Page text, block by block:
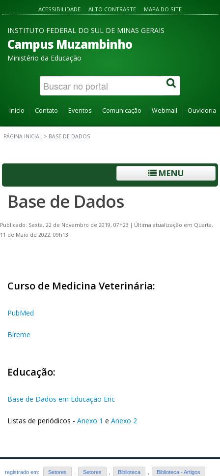
ACESSIBILIDADE ALTO CONTRASTE MAPA DO SITE
INSTITUTO FEDERAL DO SUL DE MINAS GERAIS
Campus Muzambinho
Ministério da Educação
Início Contato Eventos Comunicação Webmail Ouvidoria
PÁGINA INICIAL > BASE DE DADOS
MENU
Base de Dados
Publicado: Sexta, 22 de Novembro de 2019, 07h23 | Última atualização em Quarta,
11 de Maio de 2022, 09h13
Curso de Medicina Veterinária:
PubMed
Bireme
Educação:
Base de Dados em Educação Eric
Listas de periódicos - Anexo 1 e Anexo 2
registrado em: Setores Setores Biblioteca Biblioteca - Artigos